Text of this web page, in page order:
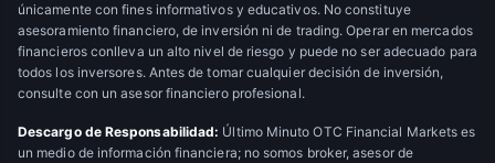
únicamente con fines informativos y educativos. No constituye
asesoramiento financiero, de inversión ni de trading. Operar en mercados
financieros conlleva un alto nivel de riesgo y puede no ser adecuado para
todos los inversores. Antes de tomar cualquier decisión de inversión,
consulte con un asesor financiero profesional.
Descargo de Responsabilidad: Último Minuto OTC Financial Markets es
un medio de información financiera; no somos broker, asesor de